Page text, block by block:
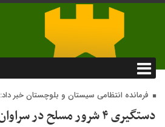
فرمانده انتظامی سیستان و بلوچستان خبر داد:
دستگیری ۴ شرور مسلح در سراوان